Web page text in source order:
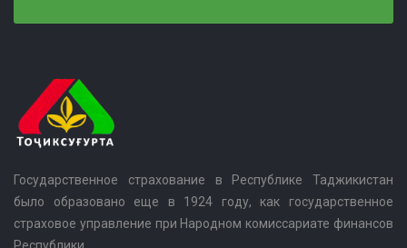
Государственное страхование в Республике Таджикистан
было образовано еще в 1924 году, как государственное
страховое управление при Народном комиссариате финансов